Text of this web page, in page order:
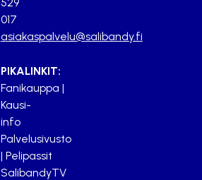
017
asiakaspalvelu@salibandy.fi
PIKALINKIT:
Fanikauppa |
Kausi-
info
Palvelusivusto
| Pelipassit
SalibandyTV